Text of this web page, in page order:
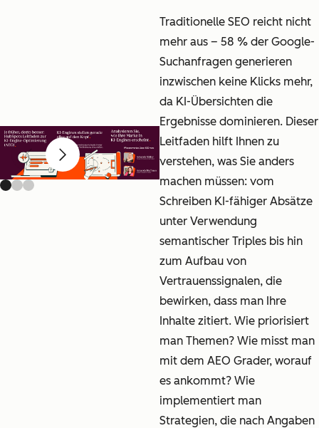
Previous slide
Next slide
Traditionelle SEO reicht nicht
mehr aus – 58 % der Google-
Suchanfragen generieren
inzwischen keine Klicks mehr,
da KI-Übersichten die
Ergebnisse dominieren. Dieser
Leitfaden hilft Ihnen zu
verstehen, was Sie anders
machen müssen: vom
Schreiben KI-fähiger Absätze
unter Verwendung
semantischer Triples bis hin
zum Aufbau von
Vertrauenssignalen, die
bewirken, dass man Ihre
Inhalte zitiert. Wie priorisiert
man Themen? Wie misst man
mit dem AEO Grader, worauf
es ankommt? Wie
implementiert man
Strategien, die nach Angaben